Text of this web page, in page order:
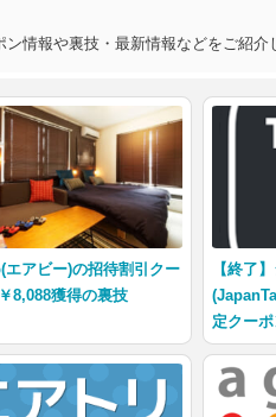
情報や裏技・最新情報などをご紹介
アビー)の招待割引クー
8,088獲得の裏技
【終了
定クー